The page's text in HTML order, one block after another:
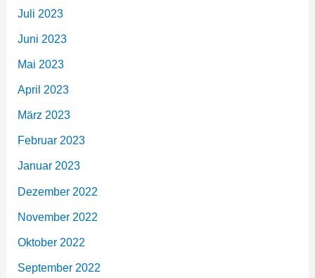
Juli 2023
Juni 2023
Mai 2023
April 2023
März 2023
Februar 2023
Januar 2023
Dezember 2022
November 2022
Oktober 2022
September 2022